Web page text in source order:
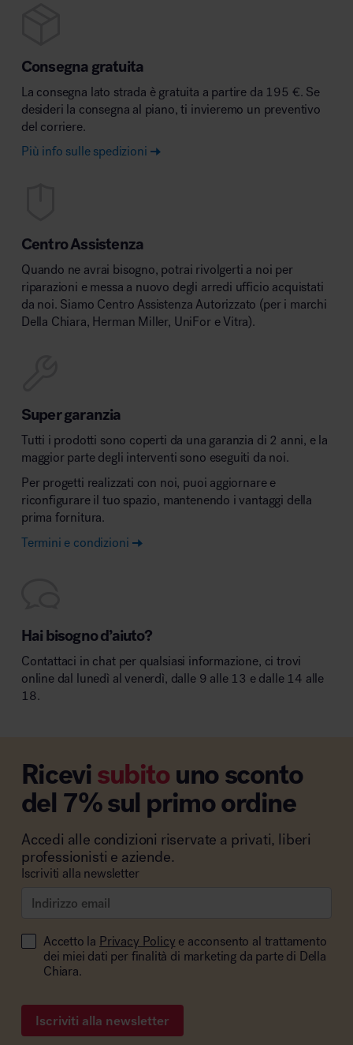
Consegna gratuita
La consegna lato strada è gratuita a partire da 195 €. Se
desideri la consegna al piano, ti invieremo un preventivo
del corriere.
Più info sulle spedizioni
Centro Assistenza
Quando ne avrai bisogno, potrai rivolgerti a noi per
riparazioni e messa a nuovo degli arredi ufficio acquistati
da noi. Siamo Centro Assistenza Autorizzato (per i marchi
Della Chiara, Herman Miller, UniFor e Vitra).
Super garanzia
Tutti i prodotti sono coperti da una garanzia di 2 anni, e la
maggior parte degli interventi sono eseguiti da noi.
Per progetti realizzati con noi, puoi aggiornare e
riconfigurare il tuo spazio, mantenendo i vantaggi della
prima fornitura.
Termini e condizioni
Hai bisogno d’aiuto?
Contattaci in chat per qualsiasi informazione, ci trovi
online dal lunedì al venerdì, dalle 9 alle 13 e dalle 14 alle
18.
Ricevisubitouno sconto
del 7% sul primo ordine
Accedi alle condizioni riservate a privati, liberi
professionisti e aziende.
Iscriviti alla newsletter
Accetto la Privacy Policy e acconsento al trattamento
dei miei dati per finalità di marketing da parte di Della
Chiara.
Iscriviti alla newsletter